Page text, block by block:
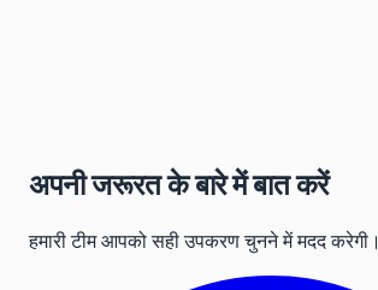
अपनी जरूरत के बारे में बात करें
हमारी टीम आपको सही उपकरण चुनने में मदद करेगी।